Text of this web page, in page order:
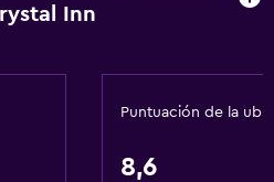
Inn
Puntuación de la
8,6